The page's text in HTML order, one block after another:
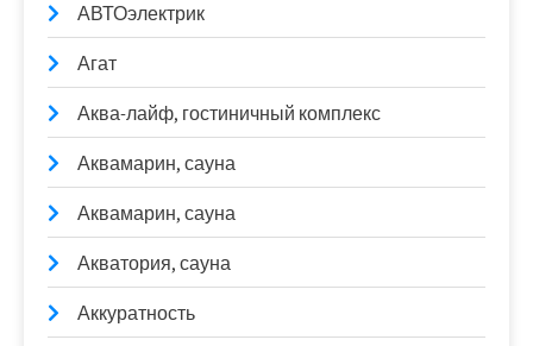
АВТОэлектрик
Агат
Аква-лайф, гостиничный комплекс
Аквамарин, сауна
Аквамарин, сауна
Акватория, сауна
Аккуратность